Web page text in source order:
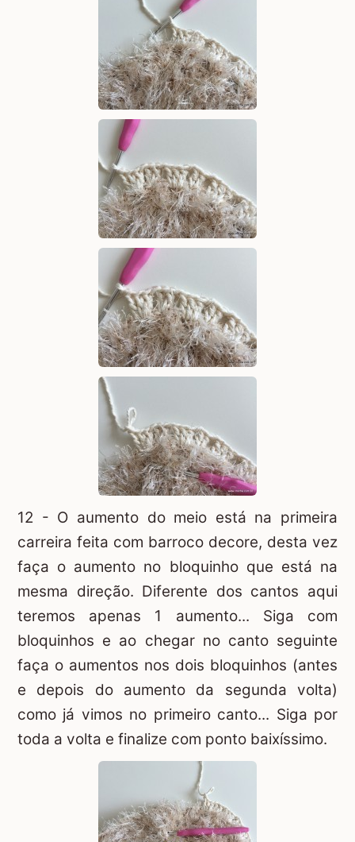
12 - O aumento do meio está na primeira
carreira feita com barroco decore, desta vez
faça o aumento no bloquinho que está na
mesma direção. Diferente dos cantos aqui
teremos apenas 1 aumento... Siga com
bloquinhos e ao chegar no canto seguinte
faça o aumentos nos dois bloquinhos (antes
e depois do aumento da segunda volta)
como já vimos no primeiro canto... Siga por
toda a volta e finalize com ponto baixíssimo.